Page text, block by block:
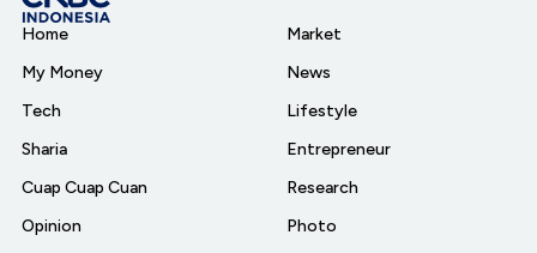
Home
My Money
Tech
Sharia
Cuap Cuap Cuan
Opinion
Market
News
Lifestyle
Entrepreneur
Research
Photo